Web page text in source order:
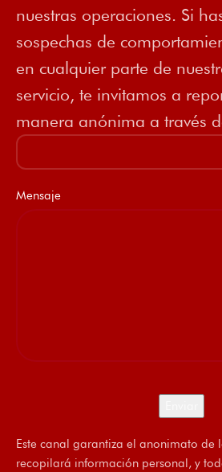
nuestras operaciones. Si
sospechas de
en cualquier parte de
servicio, te invitamos a
manera anónima a través
Mensaje
Este canal garantiza el anonimato de
recopilará información personal, y